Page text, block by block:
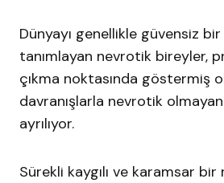
Dünyayı genellikle güvensiz
tanımlayan nevrotik bireyler,
çıkma noktasında göstermiş
davranışlarla nevrotik
ayrılıyor.
Sürekli kaygılı ve karamsar